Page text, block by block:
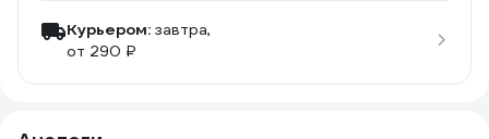
Курьером: завтра,
от 290 ₽